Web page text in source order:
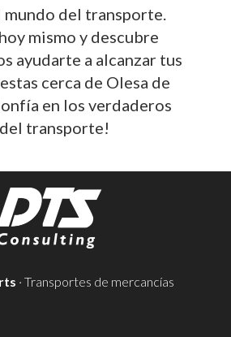
mundo del transporte.
mismo y descubre
ayudarte a alcanzar tus
cerca de Olesa de
en los verdaderos
transporte!
· Transportes de mercancías